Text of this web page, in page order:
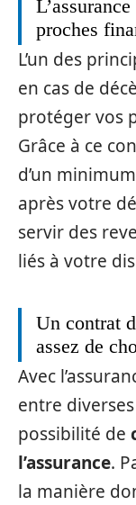
proches
L’un des
en cas de
protéger vos
Grâce à ce
d’un
après votre
servir des
liés à votre
Un contrat
assez de
Avec
entre
possibilité de
l’assurance.
la manière